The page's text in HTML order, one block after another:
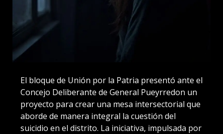
El bloque de Unión por la Patria presentó ante el
Concejo Deliberante de General Pueyrredon un
proyecto para crear una mesa intersectorial que
aborde de manera integral la cuestión del
suicidio en el distrito. La iniciativa, impulsada por